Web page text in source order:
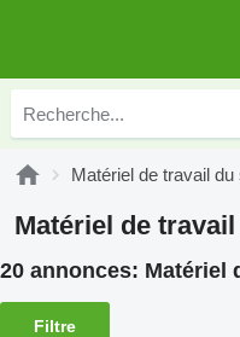
Matériel de travail du
Matériel de
20 annonces: Matériel
Filtre